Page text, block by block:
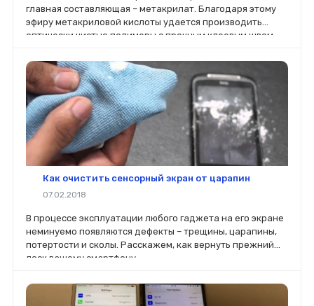
главная составляющая – метакрилат. Благодаря этому
эфиру метакриловой кислоты удается производить
оптически чистые полимеры с прочным клеевым швом,
Как очистить сенсорный экран от царапин
07.02.2018
В процессе эксплуатации любого гаджета на его экране
неминуемо появляются дефекты – трещины, царапины,
потертости и сколы. Расскажем, как вернуть прежний
лоск вашему смартфону.